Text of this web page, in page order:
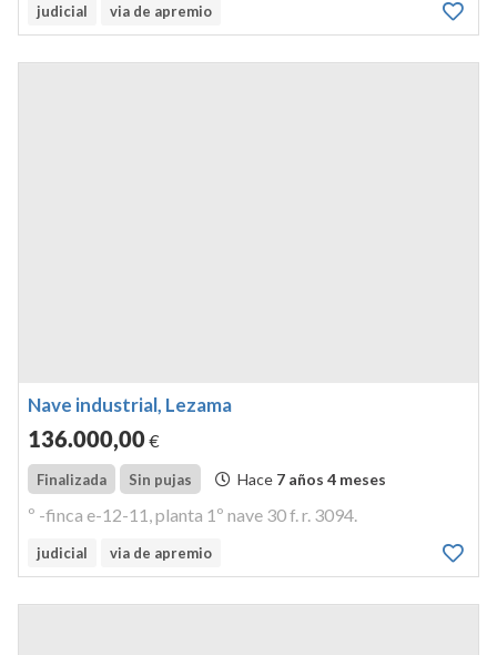
judicial via de apremio
Nave industrial, Lezama
136.000,00€
Finalizada Sin pujas Hace 7 años 4 meses
º -finca e-12-11, planta 1º nave 30 f. r. 3094.
judicial via de apremio